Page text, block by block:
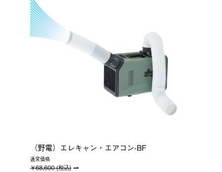
（野電）エレキャン・エアコン-BF
通常価格
￥68,600 (税込)